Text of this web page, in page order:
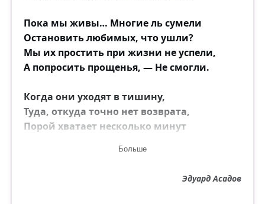
Пока мы живы… Многие ль сумели
Остановить любимых, что ушли?
Мы их простить при жизни не успели,
А попросить прощенья, — Не смогли.
Когда они уходят в тишину,
Туда, откуда точно нет возврата,
Порой хватает несколько минут
Усталые глаза — знакомым взглядом.
Больше
Эдуард Асадов